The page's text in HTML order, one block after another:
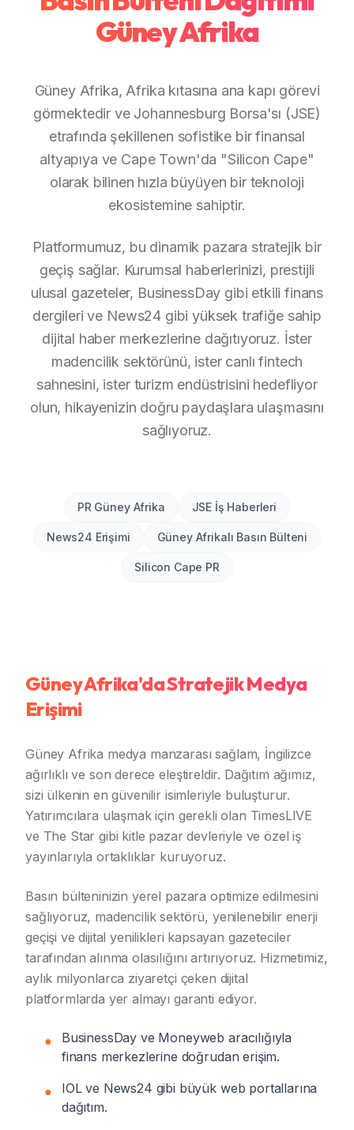
Güney Afrika
Güney Afrika, Afrika kıtasına ana kapı görevi
görmektedir ve Johannesburg Borsa'sı (JSE)
etrafında şekillenen sofistike bir finansal
altyapıya ve Cape Town'da "Silicon Cape"
olarak bilinen hızla büyüyen bir teknoloji
ekosistemine sahiptir.
Platformumuz, bu dinamik pazara stratejik bir
geçiş sağlar. Kurumsal haberlerinizi, prestijli
ulusal gazeteler, BusinessDay gibi etkili finans
dergileri ve News24 gibi yüksek trafiğe sahip
dijital haber merkezlerine dağıtıyoruz. İster
madencilik sektörünü, ister canlı fintech
sahnesini, ister turizm endüstrisini hedefliyor
olun, hikayenizin doğru paydaşlara ulaşmasını
sağlıyoruz.
PR Güney Afrika JSE İş Haberleri
News24 Erişimi Güney Afrikalı Basın Bülteni
Silicon Cape PR
Güney Afrika'da Stratejik Medya
Erişimi
Güney Afrika medya manzarası sağlam, İngilizce
ağırlıklı ve son derece eleştireldir. Dağıtım ağımız,
sizi ülkenin en güvenilir isimleriyle buluşturur.
Yatırımcılara ulaşmak için gerekli olan TimesLIVE
ve The Star gibi kitle pazar devleriyle ve özel iş
yayınlarıyla ortaklıklar kuruyoruz.
Basın bülteninizin yerel pazara optimize edilmesini
sağlıyoruz, madencilik sektörü, yenilenebilir enerji
geçişi ve dijital yenilikleri kapsayan gazeteciler
tarafından alınma olasılığını artırıyoruz. Hizmetimiz,
aylık milyonlarca ziyaretçi çeken dijital
platformlarda yer almayı garanti ediyor.
●
BusinessDay ve Moneyweb aracılığıyla
finans merkezlerine doğrudan erişim.
●
IOL ve News24 gibi büyük web portallarına
dağıtım.